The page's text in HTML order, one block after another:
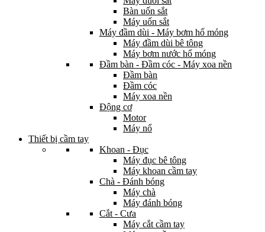
Bàn uốn sắt
Máy uốn sắt
Máy đầm dùi - Máy bơm hố móng
Máy đầm dùi bê tông
Máy bơm nước hố móng
Đầm bàn - Đầm cóc - Máy xoa nền
Đầm bàn
Đầm cóc
Máy xoa nền
Động cơ
Motor
Máy nổ
Thiết bị cầm tay
Khoan - Đục
Máy đục bê tông
Máy khoan cầm tay
Chà - Đánh bóng
Máy chà
Máy đánh bóng
Cắt - Cưa
Máy cắt cầm tay